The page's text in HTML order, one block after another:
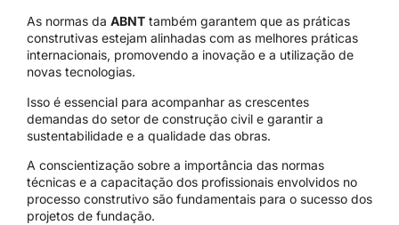
As normas da ABNT também garantem que as práticas
construtivas estejam alinhadas com as melhores práticas
internacionais, promovendo a inovação e a utilização de
novas tecnologias.
Isso é essencial para acompanhar as crescentes
demandas do setor de construção civil e garantir a
sustentabilidade e a qualidade das obras.
A conscientização sobre a importância das normas
técnicas e a capacitação dos profissionais envolvidos no
processo construtivo são fundamentais para o sucesso dos
projetos de fundação.